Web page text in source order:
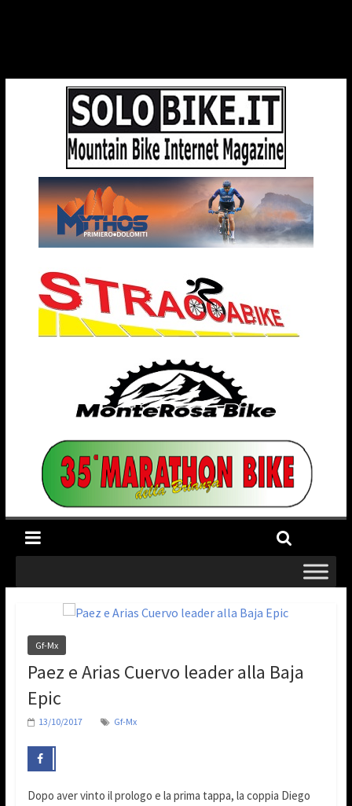
Gf-Mx
Paez e Arias Cuervo leader alla Baja
Epic
13/10/2017 Gf-Mx
Dopo aver vinto il prologo e la prima tappa, la coppia Diego